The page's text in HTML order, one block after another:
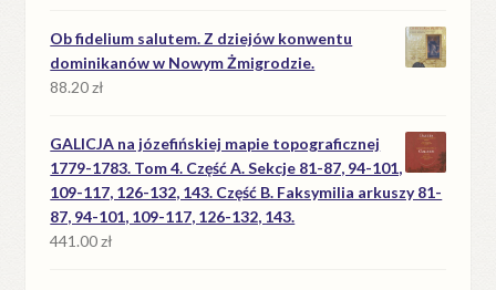
Ob fidelium salutem. Z dziejów konwentu
dominikanów w Nowym Żmigrodzie.
88.20zł
GALICJA na józefińskiej mapie topograficznej
1779-1783. Tom 4. Część A. Sekcje 81-87, 94-101,
109-117, 126-132, 143. Część B. Faksymilia arkuszy 81-
87, 94-101, 109-117, 126-132, 143.
441.00zł